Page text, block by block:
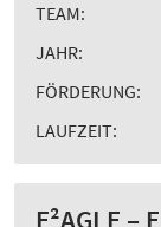
TEAM:
JAHR:
FÖRDERUNG:
LAUFZEIT:
E²AGLE